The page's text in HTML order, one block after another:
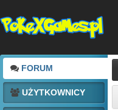
FORUM
UŻYTKOWNICY